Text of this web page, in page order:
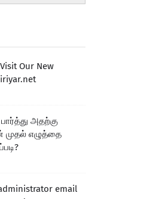
Our New
பார்த்து அதற்கு
முதல் எழுத்தை
email